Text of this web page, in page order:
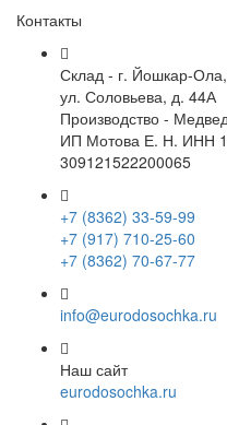
Контакты
Склад - г. Йошкар-Ола,
ул. Соловьева, д. 44А
Производство -
ИП Мотова Е. Н. ИНН
309121522200065
+7 (8362) 33-59-99
+7 (917) 710-25-60
+7 (8362) 70-67-77
info@eurodosochka.ru
Наш сайт
eurodosochka.ru